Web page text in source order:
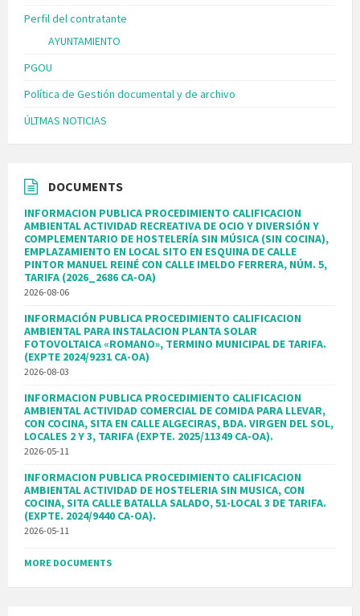
Perfil del contratante
AYUNTAMIENTO
PGOU
Política de Gestión documental y de archivo
ÚLTMAS NOTICIAS
DOCUMENTS
INFORMACION PUBLICA PROCEDIMIENTO CALIFICACION
AMBIENTAL ACTIVIDAD RECREATIVA DE OCIO Y DIVERSIÓN Y
COMPLEMENTARIO DE HOSTELERÍA SIN MÚSICA (SIN COCINA),
EMPLAZAMIENTO EN LOCAL SITO EN ESQUINA DE CALLE
PINTOR MANUEL REINÉ CON CALLE IMELDO FERRERA, NÚM. 5,
TARIFA (2026_2686 CA-OA)
2026-08-06
INFORMACIÓN PUBLICA PROCEDIMIENTO CALIFICACION
AMBIENTAL PARA INSTALACION PLANTA SOLAR
FOTOVOLTAICA «ROMANO», TERMINO MUNICIPAL DE TARIFA.
(EXPTE 2024/9231 CA-OA)
2026-08-03
INFORMACION PUBLICA PROCEDIMIENTO CALIFICACION
AMBIENTAL ACTIVIDAD COMERCIAL DE COMIDA PARA LLEVAR,
CON COCINA, SITA EN CALLE ALGECIRAS, BDA. VIRGEN DEL SOL,
LOCALES 2 Y 3, TARIFA (EXPTE. 2025/11349 CA-OA).
2026-05-11
INFORMACION PUBLICA PROCEDIMIENTO CALIFICACION
AMBIENTAL ACTIVIDAD DE HOSTELERIA SIN MUSICA, CON
COCINA, SITA CALLE BATALLA SALADO, 51-LOCAL 3 DE TARIFA.
(EXPTE. 2024/9440 CA-OA).
2026-05-11
MORE DOCUMENTS